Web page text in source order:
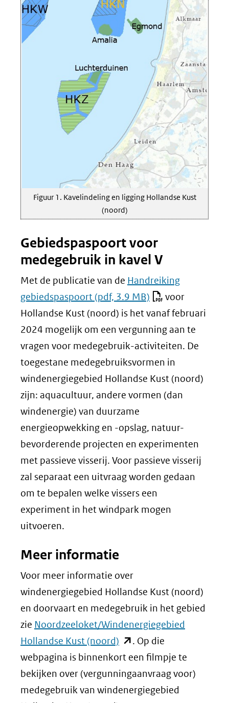
Figuur 1. Kavelindeling en ligging Hollandse Kust
(noord)
Gebiedspaspoort voor
medegebruik in kavel V
Met de publicatie van de Handreiking
gebiedspaspoort (pdf, 3.9 MB)
voor
Hollandse Kust (noord) is het vanaf februari
2024 mogelijk om een vergunning aan te
vragen voor medegebruik-activiteiten. De
toegestane medegebruiksvormen in
windenergiegebied Hollandse Kust (noord)
zijn: aquacultuur, andere vormen (dan
windenergie) van duurzame
energieopwekking en -opslag, natuur-
bevorderende projecten en experimenten
met passieve visserij. Voor passieve visserij
zal separaat een uitvraag worden gedaan
om te bepalen welke vissers een
experiment in het windpark mogen
uitvoeren.
Meer informatie
Voor meer informatie over
windenergiegebied Hollandse Kust (noord)
en doorvaart en medegebruik in het gebied
zie Noordzeeloket/Windenergiegebied
Hollandse Kust (noord) (opent
in
nieuw
venster)
. Op die
webpagina is binnenkort een filmpje te
bekijken over (vergunningaanvraag voor)
medegebruik van windenergiegebied